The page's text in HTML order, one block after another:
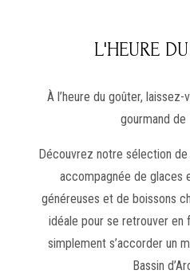
L'HEURE
À l’heure du goûter, laissez-
gourmand de
Découvrez notre sélection
accompagnée de glaces
généreuses et de boissons
idéale pour se retrouver en
simplement s’accorder un
Bassin